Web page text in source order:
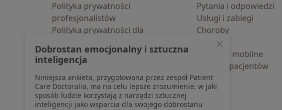
Polityka prywatności
profesjonalistów
Polityka prywatności dla
pozyskaliśmy samodzielnie
Polityka cookies
Jak działają wyniki wyszukiwania
Dostępność
O nas
Pytania i odpowiedzi
Usługi i zabiegi
Choroby
Pomoc
Aplikacje mobilne
Blog dla pacjentów
Dobrostan emocjonalny i sztuczna
inteligencja
Niniejsza ankieta, przygotowana przez zespół Patient
Care Doctoralia, ma na celu lepsze zrozumienie, w jaki
sposób ludzie korzystają z narzędzi sztucznej
inteligencji jako wsparcia dla swojego dobrostanu